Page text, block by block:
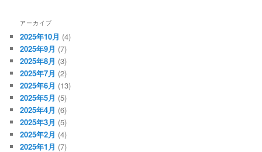
アーカイブ
2025年10月 (4)
2025年9月 (7)
2025年8月 (3)
2025年7月 (2)
2025年6月 (13)
2025年5月 (5)
2025年4月 (6)
2025年3月 (5)
2025年2月 (4)
2025年1月 (7)